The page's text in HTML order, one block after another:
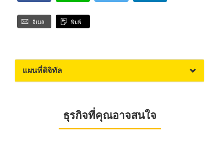
อีเมล พิมพ์
แผนที่ดิจิทัล
ธุรกิจที่คุณอาจสนใจ